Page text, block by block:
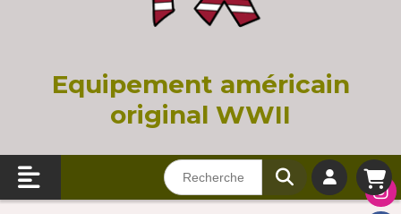
Equipement américain
original WWII